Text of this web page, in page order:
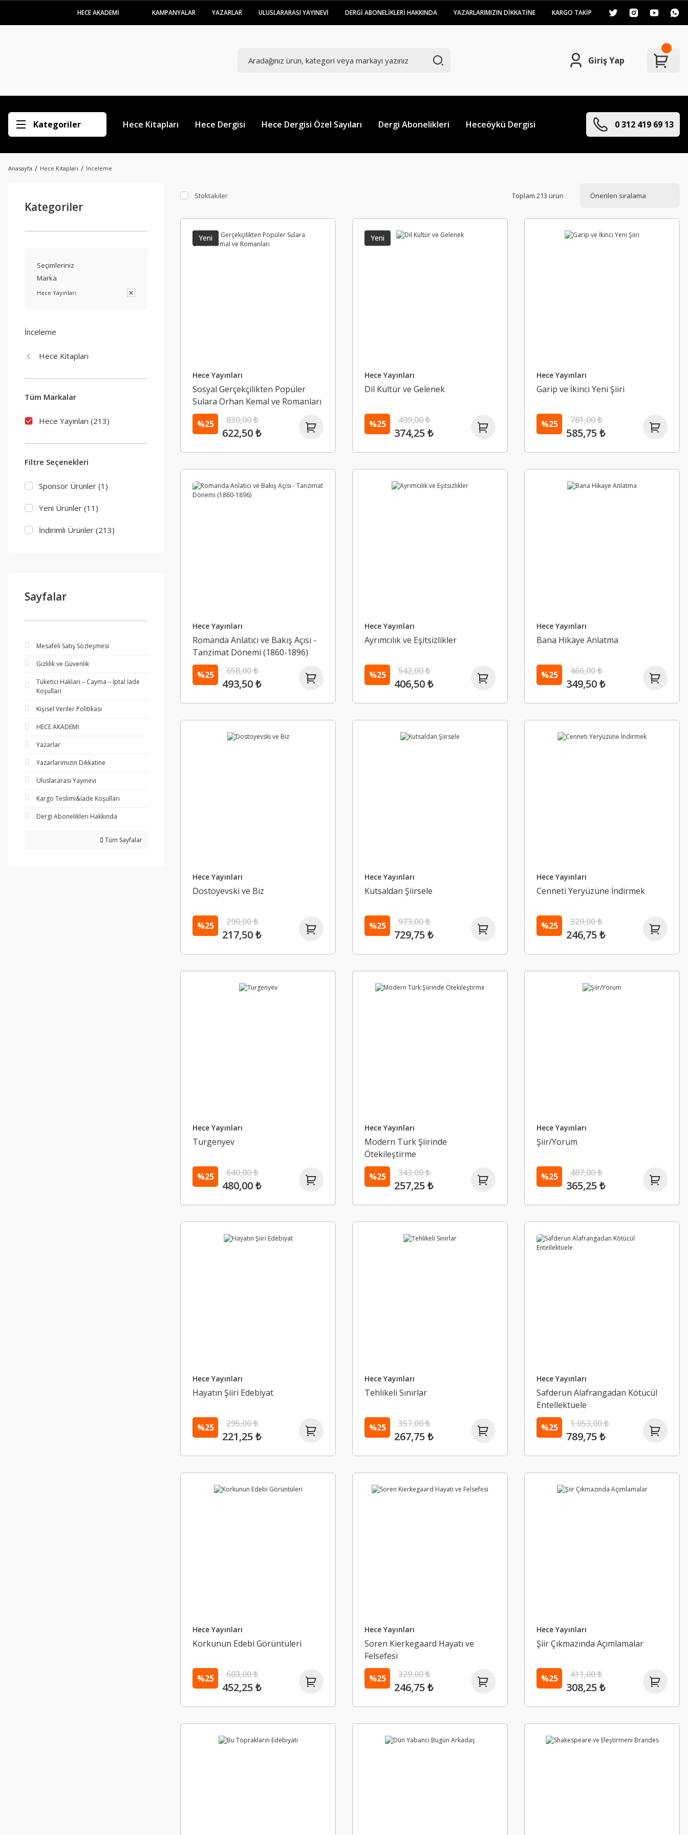
HECE AKADEMİ KAMPANYALAR YAZARLAR ULUSLARARASI YAYINEVİ DERGİ ABONELİKLERİ HAKKINDA YAZARLARIMIZIN DİKKATİNE KARGO TAKİP
Giriş Yap
Kategoriler Hece Kitapları Hece Dergisi Hece Dergisi Özel Sayıları Dergi Abonelikleri Heceöykü Dergisi 0 312 419 69 13
Anasayfa Hece Kitapları İnceleme
Kategoriler
Seçimleriniz
Marka
Hece Yayınları
İnceleme
Hece Kitapları
Tüm Markalar
Hece Yayınları (213)
Filtre Seçenekleri
Sponsor Ürünler (1)
Yeni Ürünler (11)
İndirimli Ürünler (213)
Sayfalar
Mesafeli Satış Sözleşmesi
Gizlilik ve Güvenlik
Tüketici Haklari – Cayma – İptal İade
Koşullari
Kişisel Veriler Politikası
HECE AKADEMİ
Yazarlar
Yazarlarımızın Dikkatine
Uluslararası Yayınevi
Kargo Teslimi&İade Koşulları
Dergi Abonelikleri Hakkında
Tüm Sayfalar
Stoktakiler Toplam 213 ürün
Yeni
Hece Yayınları
Sosyal Gerçekçilikten Popüler
Sulara Orhan Kemal ve Romanları
%25
830,00 ₺
622,50 ₺
Yeni
Hece Yayınları
Dil Kültür ve Gelenek
%25 499,00 ₺
374,25 ₺
Hece Yayınları
Garip ve İkinci Yeni Şiiri
%25 781,00 ₺
585,75 ₺
Hece Yayınları
Romanda Anlatıcı ve Bakış Açısı -
Tanzimat Dönemi (1860-1896)
%25
658,00 ₺
493,50 ₺
Hece Yayınları
Ayrımcılık ve Eşitsizlikler
%25 542,00 ₺
406,50 ₺
Hece Yayınları
Bana Hikaye Anlatma
%25 466,00 ₺
349,50 ₺
Hece Yayınları
Dostoyevski ve Biz
%25 290,00 ₺
217,50 ₺
Hece Yayınları
Kutsaldan Şiirsele
%25 973,00 ₺
729,75 ₺
Hece Yayınları
Cenneti Yeryüzüne İndirmek
%25 329,00 ₺
246,75 ₺
Hece Yayınları
Turgenyev
%25 640,00 ₺
480,00 ₺
Hece Yayınları
Modern Türk Şiirinde
Ötekileştirme
%25
343,00 ₺
257,25 ₺
Hece Yayınları
Şiir/Yorum
%25 487,00 ₺
365,25 ₺
Hece Yayınları
Hayatın Şiiri Edebiyat
%25 295,00 ₺
221,25 ₺
Hece Yayınları
Tehlikeli Sınırlar
%25 357,00 ₺
267,75 ₺
Hece Yayınları
Safderun Alafrangadan Kötücül
Entellektüele
%25
1.053,00 ₺
789,75 ₺
Hece Yayınları
Korkunun Edebi Görüntüleri
%25 603,00 ₺
452,25 ₺
Hece Yayınları
Soren Kierkegaard Hayatı ve
Felsefesi
%25
329,00 ₺
246,75 ₺
Hece Yayınları
Şiir Çıkmazında Açımlamalar
%25 411,00 ₺
308,25 ₺